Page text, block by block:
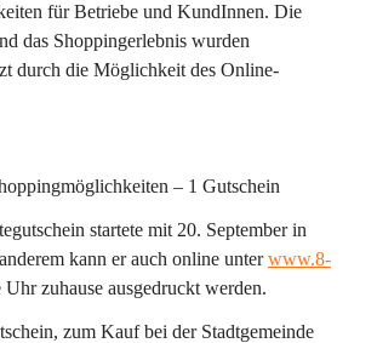
für Betriebe und KundInnen. Die
das Shoppingerlebnis wurden
durch die Möglichkeit des Online-
– 1 Gutschein
startete mit 20. September in
kann er auch online unter www.8-
zuhause ausgedruckt werden.
zum Kauf bei der Stadtgemeinde